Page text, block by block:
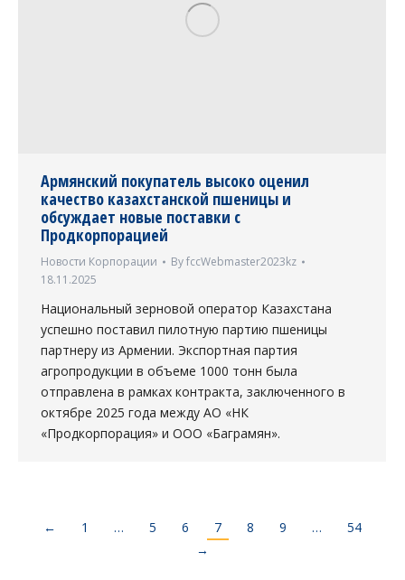
Армянский покупатель высоко оценил
качество казахстанской пшеницы и
обсуждает новые поставки с
Продкорпорацией
Новости Корпорации ByfccWebmaster2023kz
18.11.2025
Национальный зерновой оператор Казахстана
успешно поставил пилотную партию пшеницы
партнеру из Армении. Экспортная партия
агропродукции в объеме 1000 тонн была
отправлена в рамках контракта, заключенного в
октябре 2025 года между АО «НК
«Продкорпорация» и ООО «Баграмян».
← 1 … 5 6 7 8 9 …
54
→